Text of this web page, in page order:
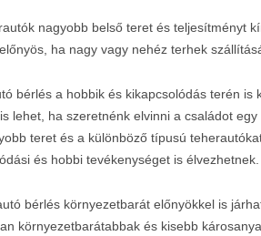
nagyobb belső teret és teljesítményt
ha nagy vagy nehéz terhek
bérlés a hobbik és kikapcsolódás terén is
lehet, ha szeretnénk elvinni a családot
teret és a különböző típusú
és hobbi tevékenységet is élvezhetnek.
bérlés környezetbarát előnyökkel is
környezetbarátabbak és kisebb